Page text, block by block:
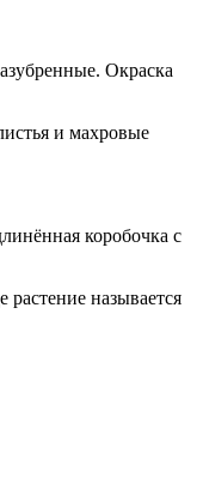
Окраска
и махровые
коробочка с
называется